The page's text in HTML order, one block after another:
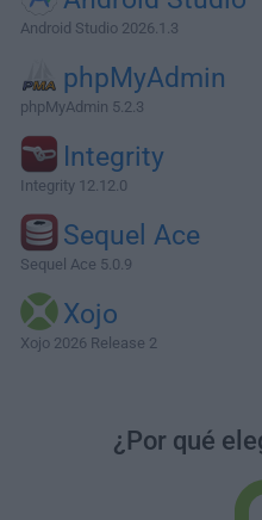
Android Studio 2026.1.3
phpMyAdmin
phpMyAdmin 5.2.3
Integrity
Integrity 12.12.0
Sequel Ace
Sequel Ace 5.0.9
Xojo
Xojo 2026 Release 2
¿Por qué